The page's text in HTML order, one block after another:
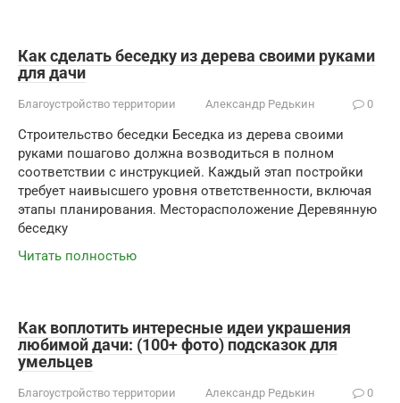
Как сделать беседку из дерева своими руками
для дачи
Благоустройство территории Александр Редькин 0
Строительство беседки Беседка из дерева своими
руками пошагово должна возводиться в полном
соответствии с инструкцией. Каждый этап постройки
требует наивысшего уровня ответственности, включая
этапы планирования. Месторасположение Деревянную
беседку
Читать полностью
Как воплотить интересные идеи украшения
любимой дачи: (100+ фото) подсказок для
умельцев
Благоустройство территории Александр Редькин 0